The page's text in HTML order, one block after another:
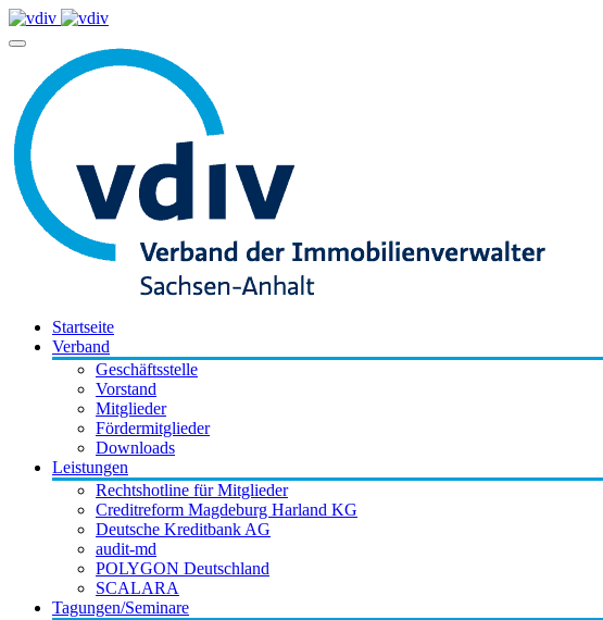
Startseite
Verband
Geschäftsstelle
Vorstand
Mitglieder
Fördermitglieder
Downloads
Leistungen
Rechtshotline für Mitglieder
Creditreform Magdeburg Harland KG
Deutsche Kreditbank AG
audit-md
POLYGON Deutschland
SCALARA
Tagungen/Seminare